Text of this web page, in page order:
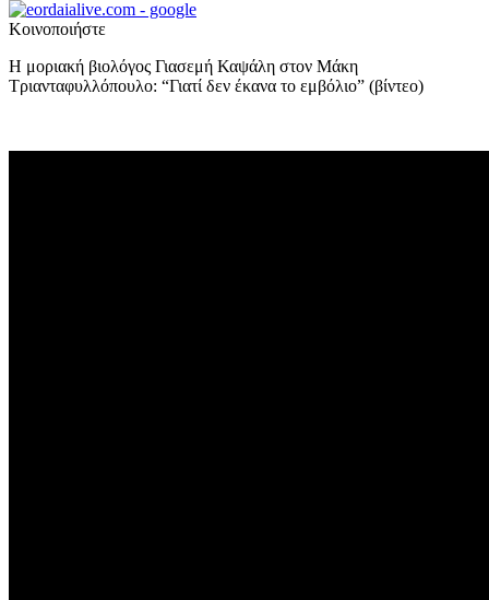
Κοινοποιήστε
Η μοριακή βιολόγος Γιασεμή Καψάλη στον Μάκη
Τριανταφυλλόπουλο: “Γιατί δεν έκανα το εμβόλιο” (βίντεο)